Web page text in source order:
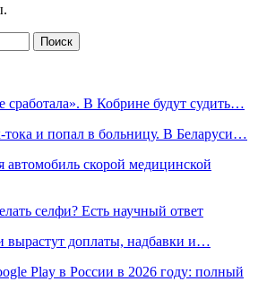
сработала». В Кобрине будут судить…
и попал в больницу. В Беларуси…
автомобиль скорой медицинской
селфи? Есть научный ответ
вырастут доплаты, надбавки и…
Play в России в 2026 году: полный